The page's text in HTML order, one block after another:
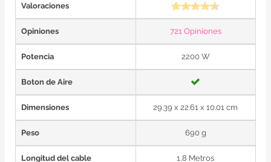
Valoraciones
Opiniones 721 Opiniones
Potencia 2200 W
Boton de Aire
Dimensiones 29.39 x 22.61 x 10.01 cm
Peso 690 g
Longitud del cable 1,8 Metros